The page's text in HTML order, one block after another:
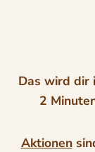
Das wird dir
2
Aktionen